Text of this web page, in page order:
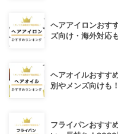
ヘアアイロンおす
ズ向け・海外対応
ヘアオイルおすす
別やメンズ向けも！
フライパンおすす